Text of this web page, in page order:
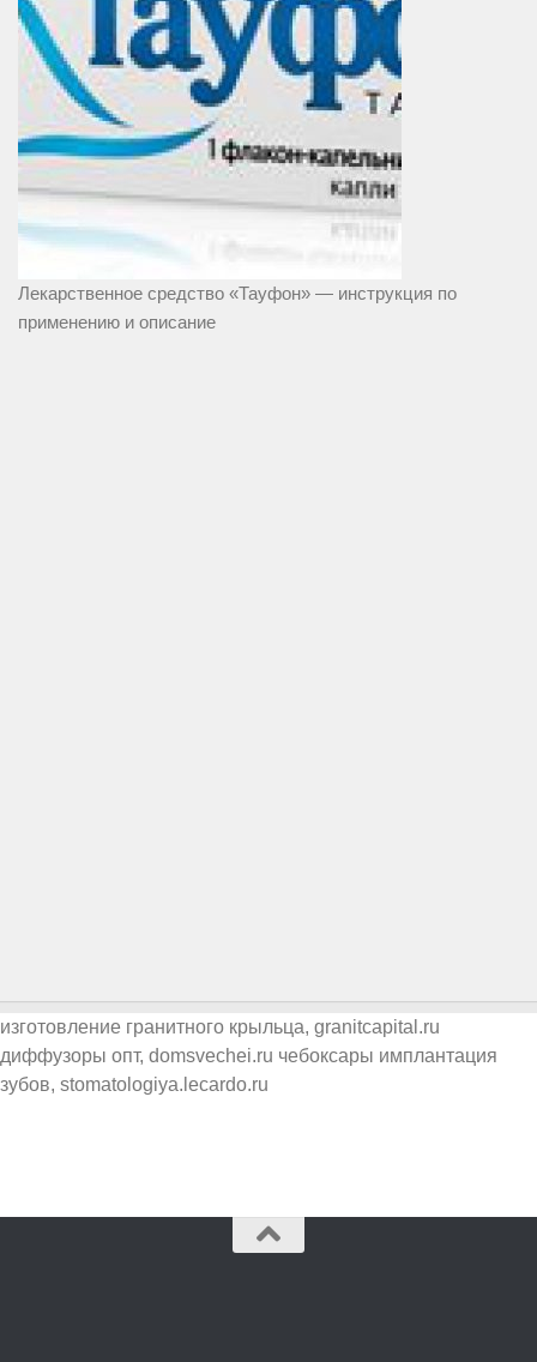
Лекарственное средство «Тауфон» — инструкция по
применению и описание
изготовление гранитного крыльца, granitcapital.ru
диффузоры опт, domsvechei.ru чебоксары имплантация
зубов, stomatologiya.lecardo.ru